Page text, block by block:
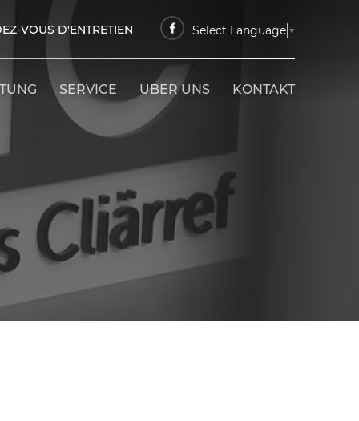
VOUS D'ENTRETIEN Select Language ▼
SERVICE ÜBER UNS KONTAKT